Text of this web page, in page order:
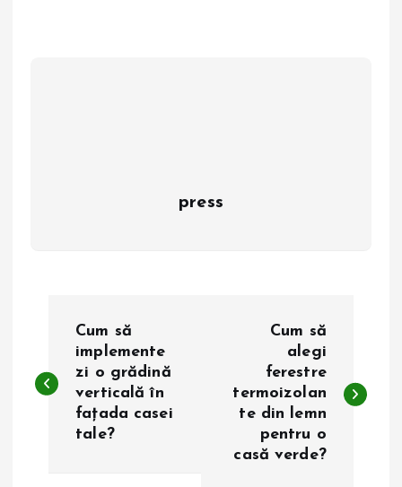
press
v
Cum să
implemente
zi o grădină
verticală în
fațada casei
tale?
Cum să
alegi
ferestre
termoizolan
te din lemn
pentru o
casă verde?